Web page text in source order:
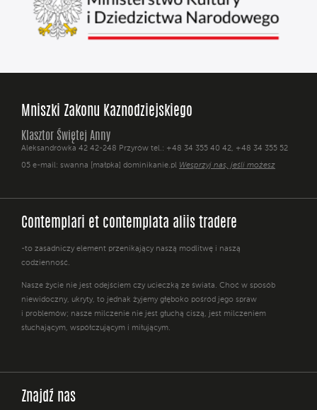
Mniszki Zakonu Kaznodziejskiego
Klasztor Świętej Anny
Aleksandrówka 42 42-248 Przyrów tel.: +48 34 355 40 42, +48 34 355 52
05 e-mail: swanna [małpka] dominikanie.pl Wesprzyj nas, jeśli możesz
Contemplari et contemplata aliis tradere
-to zasadniczy element przenikający naszą modlitwę i naszą
codzienność.
Nasze życie nie jest odejściem czy ucieczką ze świata. Choć w sposób
niewidoczny, ukryty, to jednak żyjemy głęboko pośród jego spraw
i problemów; nasze milczenie nie jest głuchą ciszą, jest milczeniem
słuchającym, współczującym i miłującym.
Znajdź nas